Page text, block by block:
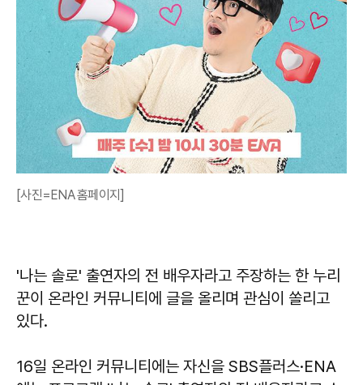
[사진=ENA 홈페이지]
'나는 솔로' 출연자의 전 배우자라고 주장하는 한 누리
꾼이 온라인 커뮤니티에 글을 올리며 관심이 쏠리고
있다.
16일 온라인 커뮤니티에는 자신을 SBS플러스·ENA